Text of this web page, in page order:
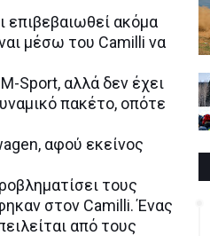
επιβεβαιωθεί ακόμα
μέσω του Camilli να
Sport, αλλά δεν έχει
πακέτο, οπότε
αφού εκείνος
τους
στον Camilli. Ένας
από τους